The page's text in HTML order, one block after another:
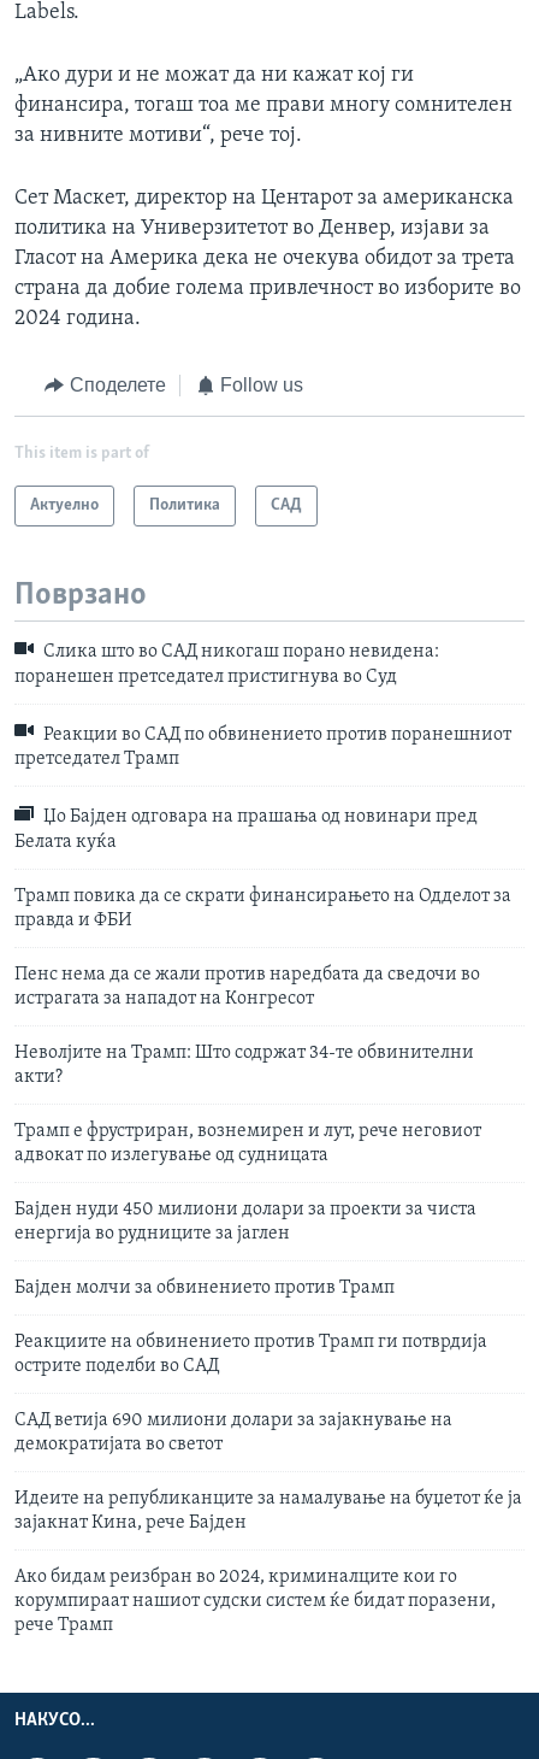
Labels.
„Ако дури и не можат да ни кажат кој ги
финансира, тогаш тоа ме прави многу сомнителен
за нивните мотиви“, рече тој.
Сет Маскет, директор на Центарот за американска
политика на Универзитетот во Денвер, изјави за
Гласот на Америка дека не очекува обидот за трета
страна да добие голема привлечност во изборите во
2024 година.
Споделете Follow us
This item is part of
Актуелно Политика САД
Поврзано
Слика што во САД никогаш порано невидена:
поранешен претседател пристигнува во Суд
Реакции во САД по обвинението против поранешниот
претседател Трамп
Џо Бајден одговара на прашања од новинари пред
Белата куќа
Трамп повика да се скрати финансирањето на Одделот за
правда и ФБИ
Пенс нема да се жали против наредбата да сведочи во
истрагата за нападот на Конгресот
Неволјите на Трамп: Што содржат 34-те обвинителни
акти?
Трамп е фрустриран, вознемирен и лут, рече неговиот
адвокат по излегување од судницата
Бајден нуди 450 милиони долари за проекти за чиста
енергија во рудниците за јаглен
Бајден молчи за обвинението против Трамп
Реакциите на обвинението против Трамп ги потврдија
острите поделби во САД
САД ветија 690 милиони долари за зајакнување на
демократијата во светот
Идеите на републиканците за намалување на буџетот ќе ја
зајакнат Кина, рече Бајден
Ако бидам реизбран во 2024, криминалците кои го
корумпираат нашиот судски систем ќе бидат поразени,
рече Трамп
НАКУСО...